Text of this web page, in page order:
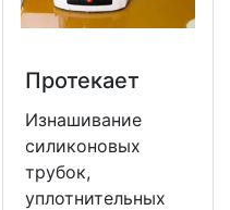
Протекает
Изнашивание
силиконовых
трубок,
уплотнительных